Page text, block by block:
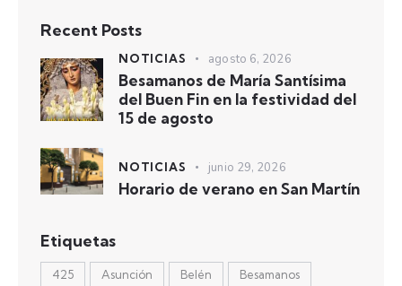
Recent Posts
NOTICIAS agosto 6, 2026
Besamanos de María Santísima
del Buen Fin en la festividad del
15 de agosto
NOTICIAS junio 29, 2026
Horario de verano en San Martín
Etiquetas
425 Asunción Belén Besamanos